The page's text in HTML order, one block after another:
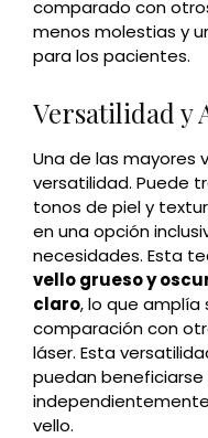
comparado con
menos molestias y
para los pacientes.
Versatilidad y
Una de las mayores
versatilidad. Puede
tonos de piel y
en una opción
necesidades. Esta
vello grueso y
claro, lo que amplía
comparación con
láser. Esta
puedan
vello.